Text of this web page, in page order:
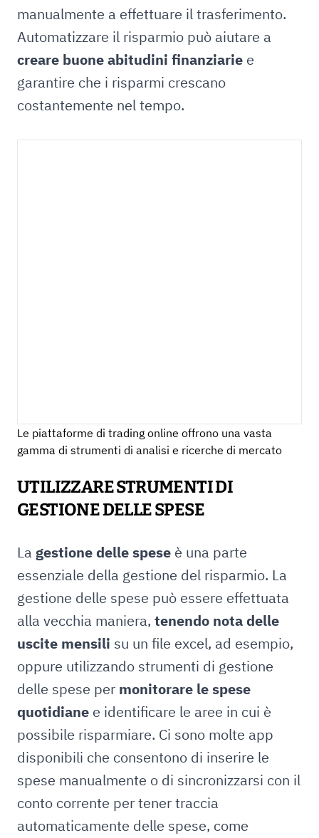
manualmente a effettuare il trasferimento.
Automatizzare il risparmio può aiutare a
creare buone abitudini finanziarie e
garantire che i risparmi crescano
costantemente nel tempo.
Le piattaforme di trading online offrono una vasta
gamma di strumenti di analisi e ricerche di mercato
UTILIZZARE STRUMENTI DI
GESTIONE DELLE SPESE
La gestione delle spese è una parte
essenziale della gestione del risparmio. La
gestione delle spese può essere effettuata
alla vecchia maniera, tenendo nota delle
uscite mensili su un file excel, ad esempio,
oppure utilizzando strumenti di gestione
delle spese per monitorare le spese
quotidiane e identificare le aree in cui è
possibile risparmiare. Ci sono molte app
disponibili che consentono di inserire le
spese manualmente o di sincronizzarsi con il
conto corrente per tener traccia
automaticamente delle spese, come